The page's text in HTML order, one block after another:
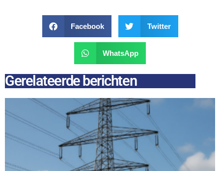
Facebook Twitter
WhatsApp
Gerelateerde berichten